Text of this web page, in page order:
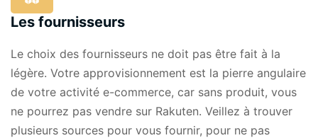
Les fournisseurs
Le choix des fournisseurs ne doit pas être fait à la
légère. Votre approvisionnement est la pierre angulaire
de votre activité e-commerce, car sans produit, vous
ne pourrez pas vendre sur Rakuten. Veillez à trouver
plusieurs sources pour vous fournir, pour ne pas